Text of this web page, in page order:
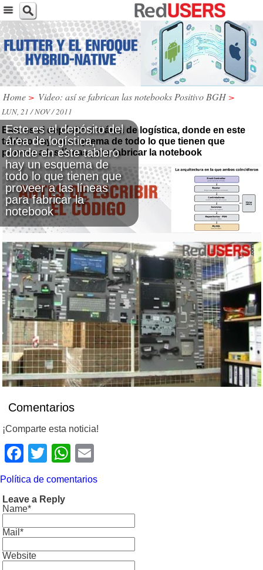
Home > Video: así se fabrican las notebooks Positivo BGH >
LUN, 21 / NOV / 2011
Este es el depósito del
área de logística,
donde en este tablero
hay un esquema de
todo lo que tienen que
proveer a las líneas
para fabricar la
notebook
Este es el depósito del área de logística, donde en este
tablero hay un esquema de todo lo que tienen que
proveer a las líneas para fabricar la notebook
Comentarios
¡Comparte esta noticia!
Facebook
TwitterWhatsApp
Política de comentarios
Leave a Reply
Name*
Mail*
Website